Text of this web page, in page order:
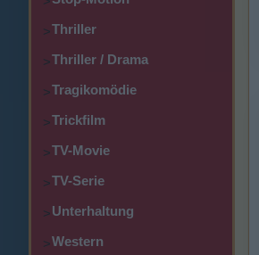
>Thriller
>Thriller / Drama
>Tragikomödie
>Trickfilm
>TV-Movie
>TV-Serie
>Unterhaltung
>Western